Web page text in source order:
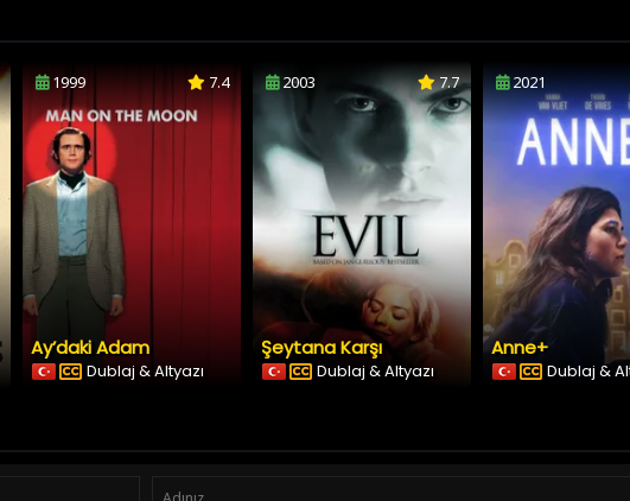
1999 7.4
Ay’daki Adam
Dublaj & Altyazı
2003 7.7
Şeytana Karşı
Dublaj & Altyazı
2021
Anne+
Dublaj &